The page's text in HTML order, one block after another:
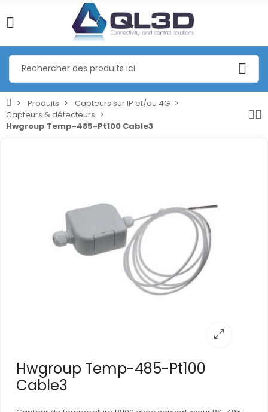
Produits
Capteurs sur IP et/ou 4G
Capteurs & détecteurs
Hwgroup Temp-485-Pt100 Cable3
Hwgroup Temp-485-Pt100
Cable3